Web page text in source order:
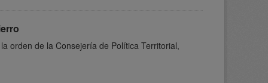
orden de la Consejería de Política Territorial,